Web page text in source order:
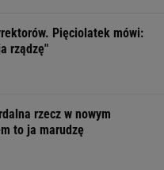
Pięciolatek mówi:
rządzę"
rzecz w nowym
to ja marudzę